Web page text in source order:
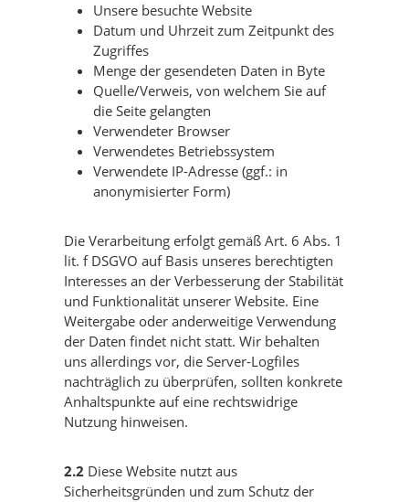
Unsere besuchte Website
Datum und Uhrzeit zum Zeitpunkt des
Zugriffes
Menge der gesendeten Daten in Byte
Quelle/Verweis, von welchem Sie auf
die Seite gelangten
Verwendeter Browser
Verwendetes Betriebssystem
Verwendete IP-Adresse (ggf.: in
anonymisierter Form)
Die Verarbeitung erfolgt gemäß Art. 6 Abs. 1
lit. f DSGVO auf Basis unseres berechtigten
Interesses an der Verbesserung der Stabilität
und Funktionalität unserer Website. Eine
Weitergabe oder anderweitige Verwendung
der Daten findet nicht statt. Wir behalten
uns allerdings vor, die Server-Logfiles
nachträglich zu überprüfen, sollten konkrete
Anhaltspunkte auf eine rechtswidrige
Nutzung hinweisen.
2.2 Diese Website nutzt aus
Sicherheitsgründen und zum Schutz der